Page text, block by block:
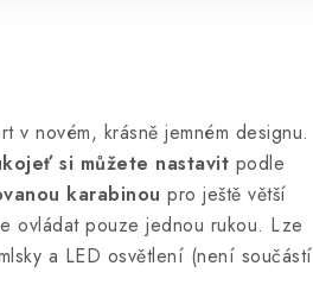
v novém, krásně jemném designu.
si můžete nastavit podle
karabinou pro ještě větší
ovládat pouze jednou rukou. Lze
a LED osvětlení (není součástí